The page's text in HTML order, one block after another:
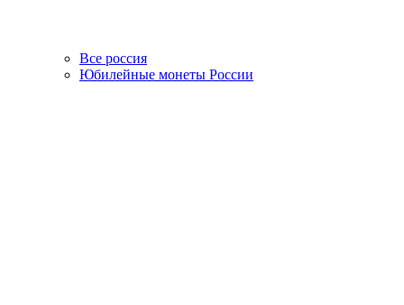
Все россия
Юбилейные монеты России